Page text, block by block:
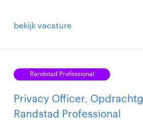
bekijk vacature
Randstad Professional
Privacy Officer,
Randstad Professional